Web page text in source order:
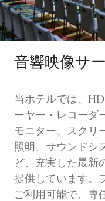
音響映像サ
当ホテルでは、
ーヤー・レコーダ
モニター、スクリ
照明、サウンドシ
ど、充実した最新
提供しています。
ご利用可能で、専